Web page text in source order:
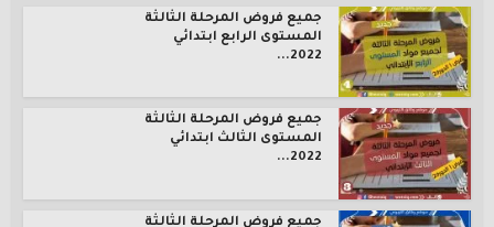
جميع فروض المرحلة الثالثة
المستوى الرابع ابتدائي
2022...
جميع فروض المرحلة الثالثة
المستوى الثالث ابتدائي
2022...
جميع فروض المرحلة الثالثة